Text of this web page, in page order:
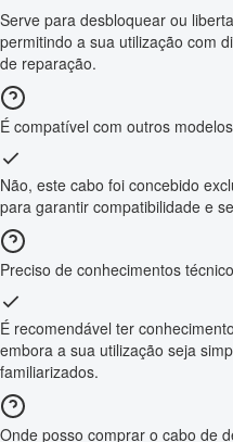
Serve para desbloquear ou
permitindo a sua utilização com
de reparação.
É compatível com outros
Não, este cabo foi concebido
para garantir compatibilidade e
Preciso de conhecimentos
É recomendável ter
embora a sua utilização seja
familiarizados.
Onde posso comprar o cabo de